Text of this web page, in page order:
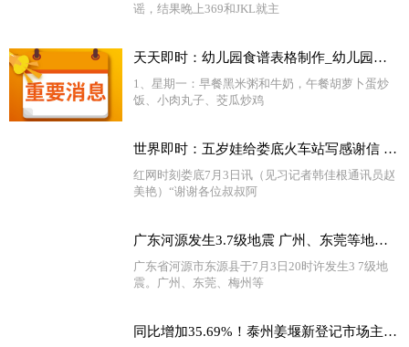
谣，结果晚上369和JKL就主
天天即时：幼儿园食谱表格制作_幼儿园食谱表
1、星期一：早餐黑米粥和牛奶，午餐胡萝卜蛋炒
饭、小肉丸子、茭瓜炒鸡
世界即时：五岁娃给娄底火车站写感谢信 因为啥？
红网时刻娄底7月3日讯（见习记者韩佳根通讯员赵
美艳）“谢谢各位叔叔阿
广东河源发生3.7级地震 广州、东莞等地有震感
广东省河源市东源县于7月3日20时许发生3 7级地
震。广州、东莞、梅州等
同比增加35.69%！泰州姜堰新登记市场主体6608户